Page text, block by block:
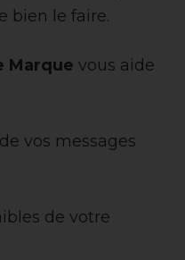
bien le faire.
Marque vous aide
vos messages
de votre